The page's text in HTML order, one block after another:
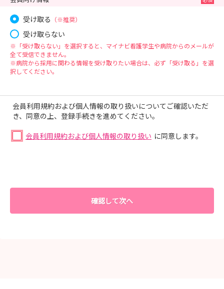
受け取る （※推奨）
受け取らない
※「受け取らない」を選択すると、マイナビ看護学生や病院からのメールが
全て受信できません。
※病院から採用に関わる情報を受け取りたい場合は、必ず「受け取る」を選
択してください。
会員利用規約および個人情報の取り扱いについてご確認いただ
き、同意の上、登録手続きを進めてください。
会員利用規約および個人情報の取り扱い に同意します。
確認して次へ